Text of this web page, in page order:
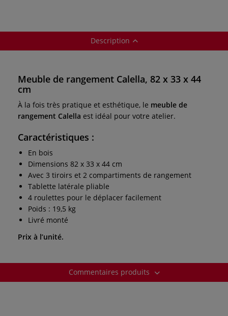
Description
Meuble de rangement Calella, 82 x 33 x 44
cm
À la fois très pratique et esthétique, le meuble de
rangement Calella est idéal pour votre atelier.
Caractéristiques :
En bois
Dimensions 82 x 33 x 44 cm
Avec 3 tiroirs et 2 compartiments de rangement
Tablette latérale pliable
4 roulettes pour le déplacer facilement
Poids : 19,5 kg
Livré monté
Prix à l’unité.
Commentaires produits